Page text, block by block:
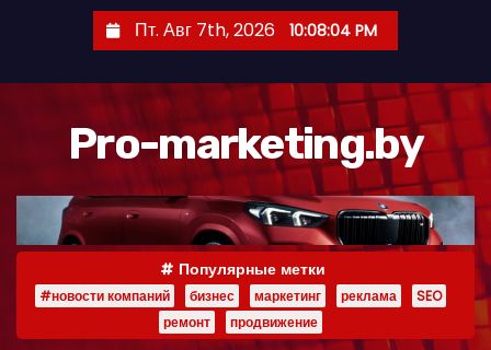
Пт. Авг 7th, 2026 10:08:06 PM
Pro-marketing.by
Популярные метки
#новости компаний бизнес маркетинг реклама
SEO
ремонт
продвижение